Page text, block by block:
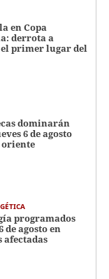
en Copa
derrota a
el primer lugar del
dominarán
6 de agosto
oriente
programados
de agosto en
afectadas